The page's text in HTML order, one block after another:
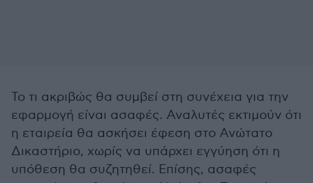
Το τι ακριβώς θα συμβεί στη συνέχεια για την
εφαρμογή είναι ασαφές. Αναλυτές εκτιμούν ότι
η εταιρεία θα ασκήσει έφεση στο Ανώτατο
Δικαστήριο, χωρίς να υπάρχει εγγύηση ότι η
υπόθεση θα συζητηθεί. Επίσης, ασαφές